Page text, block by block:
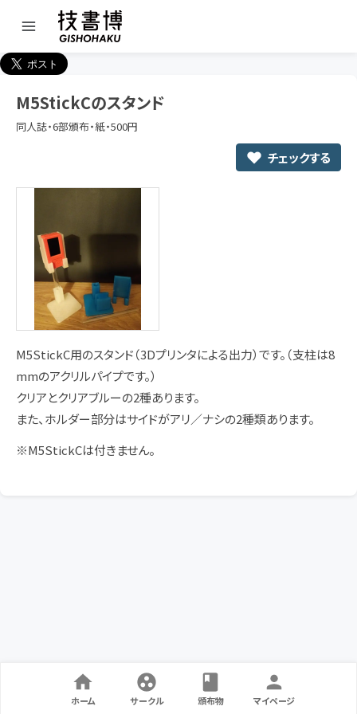
M5StickCのスタンド
同人誌・6部頒布・紙・500円
チェックする
M5StickC用のスタンド（3Dプリンタによる出力）です。（支柱は8
mmのアクリルパイプです。）
クリアとクリアブルーの2種あります。
また、ホルダー部分はサイドがアリ／ナシの2種類あります。
※M5StickCは付きません。
ホーム サークル 頒布物 マイページ